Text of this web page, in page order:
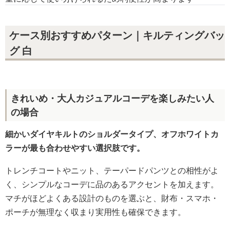
ケース別おすすめパターン｜キルティングバッ
グ 白
きれいめ・大人カジュアルコーデを楽しみたい人
の場合
細かいダイヤキルトのショルダータイプ、オフホワイトカ
ラーが最も合わせやすい選択肢です。
トレンチコートやニット、テーパードパンツとの相性がよ
く、シンプルなコーデに品のあるアクセントを加えます。
マチがほどよくある設計のものを選ぶと、財布・スマホ・
ポーチが無理なく収まり実用性も確保できます。